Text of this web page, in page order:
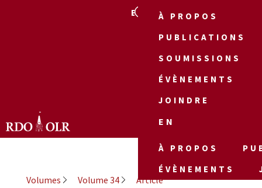
EN
À PROPOS
PUBLICATIONS
SOUMISSIONS
ÉVÈNEMENTS
JOINDRE
EN
À PROPOS
ÉVÈNEMENTS
Volumes Volume 34 Article